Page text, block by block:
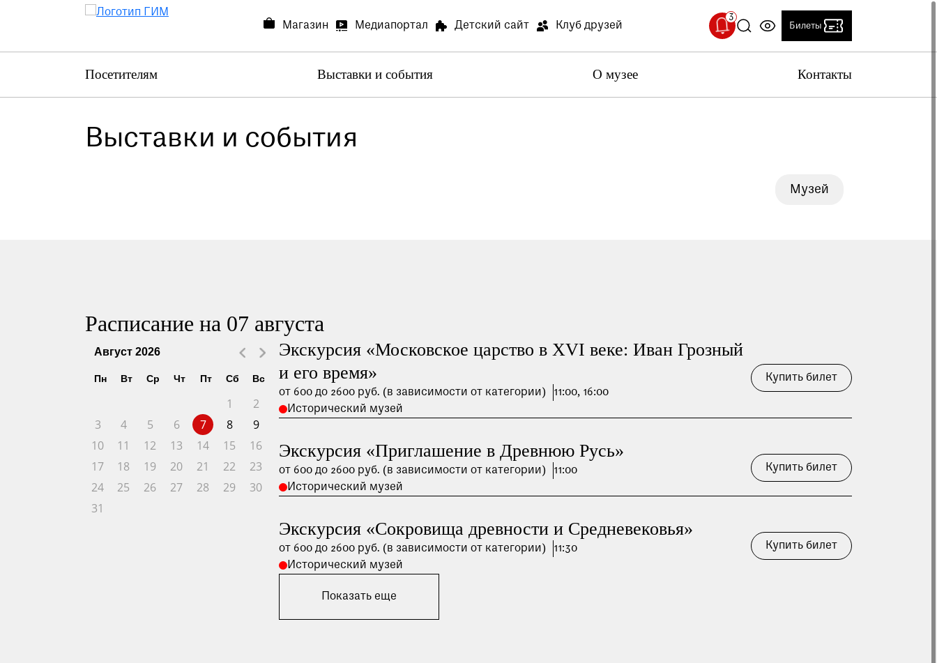
Магазин Медиапортал Детский сайт Клуб друзей Билеты
Посетителям Выставки и события О музее Контакты
Посетителям
Выставки и события
О музее
Выставки и события
Музей
Расписание на 07 августа
Август 2026
Пн Вт Ср Чт Пт Сб Вс
1
2
3
4 5 6 7 8
9
10
11 12 13 14 15
16
17
18 19 20 21 22
23
24
25 26 27 28 29
30
31
Экскурсия «Московское царство в XVI веке: Иван Грозный
и его время»
от 600 до 2600 руб. (в зависимости от категории)
11:00, 16:00
Исторический музей
Купить билет
Экскурсия «Приглашение в Древнюю Русь»
от 600 до 2600 руб. (в зависимости от категории)
11:00
Исторический музей
Купить билет
Экскурсия «Сокровища древности и Средневековья»
от 600 до 2600 руб. (в зависимости от категории)
11:30
Исторический музей
Купить билет
Показать еще